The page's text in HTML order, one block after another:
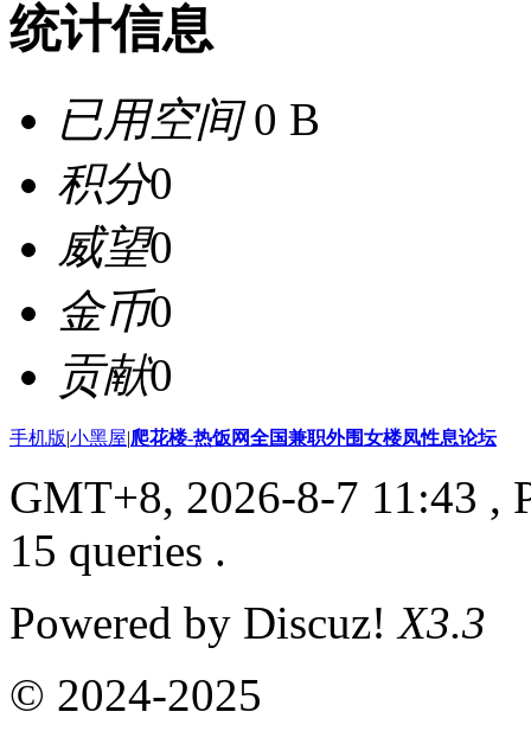
统计信息
已用空间0 B
积分0
威望0
金币0
贡献0
手机版|小黑屋|爬花楼-热饭网全国兼职外围女楼凤性息论坛
GMT+8, 2026-8-7 11:43 ,
15 queries .
Powered by Discuz!X3.3
© 2024-2025